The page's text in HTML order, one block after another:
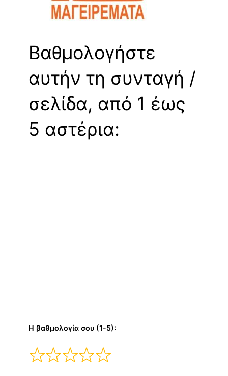
Βαθμολογήστε
αυτήν τη συνταγή /
σελίδα, από 1 έως
5 αστέρια:
Η βαθμολογία σου (1-5):